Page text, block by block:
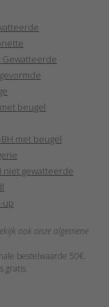
Gewatteerde
beugel
met beugel
niet gewatteerde
up
ook onze algemene
bestelwaarde 50€.
gratis.